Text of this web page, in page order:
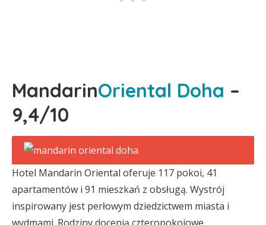
MandarinOriental Doha –
9,4/10
Hotel Mandarin Oriental oferuje 117 pokoi, 41
apartamentów i 91 mieszkań z obsługą. Wystrój
inspirowany jest perłowym dziedzictwem miasta i